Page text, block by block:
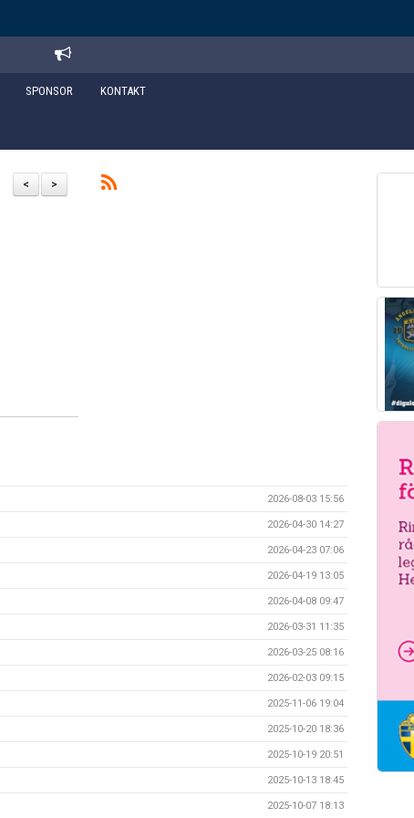
SPONSOR KONTAKT
>
<
2026-08-03 15:56
2026-04-30 14:27
2026-04-23 07:06
2026-04-19 13:05
2026-04-08 09:47
2026-03-31 11:35
2026-03-25 08:16
2026-02-03 09:15
2025-11-06 19:04
2025-10-20 18:36
2025-10-19 20:51
2025-10-13 18:45
2025-10-07 18:13